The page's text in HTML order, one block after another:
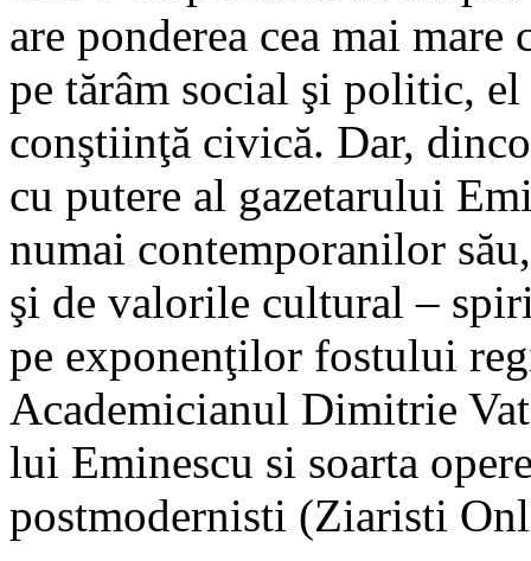
are ponderea cea mai
pe tărâm social şi politic,
conştiinţă civică. Dar,
cu putere al gazetarului
numai contemporanilor
şi de valorile cultural –
pe exponenţilor fostului
Academicianul Dimitrie
lui Eminescu si soarta
postmodernisti (Ziaristi